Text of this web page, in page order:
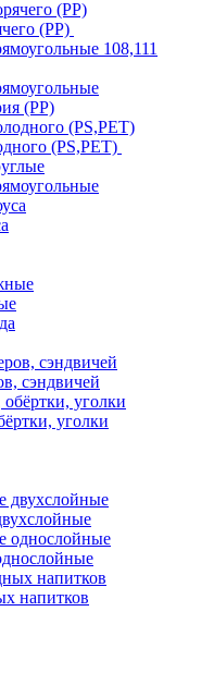
(PP)
108,111
(PP)
(PS,PET)
сэндвичей
уголки
напитков